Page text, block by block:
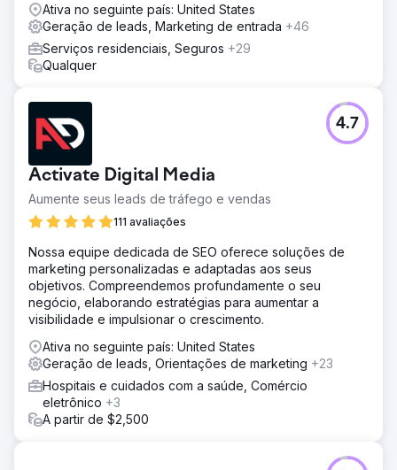
Solução
A Elatre executou um programa de marketing digital de
funil completo. Nossa equipe de SEO criou landing pages
focadas em destinos, conteúdo de blog baseado em
Schema para SEO de viagens e local. Nossa equipe de
mídia paga reformulou as campanhas de anúncios e meta
anúncios do Instagram com segmentação de público,
vídeos personalizados e depoimentos criativos testados
semanalmente. Adicionamos otimização da taxa de
conversão em formulários de reserva, integramos a
captura de leads ao CRM e criamos painéis de atribuição.
Resultado
Em 7 meses, a marca fez a transição de uma aquisição
100% paga para 70% de reservas orgânicas por meio de
SEO e marketing de conteúdo. As landing pages de SEO
alcançaram a primeira página do Google para palavras-
chave de destino com alta intenção de compra, o tráfego
Instagram geraram milhares de leads qualificados. As
reservas diretas ultrapassaram US$ 150.000 em receita
atribuível, o custo por aquisição caiu 58% e o retorno
sobre o investimento em anúncios subiu de 1,9x para
4,6x. A empresa agora escala principalmente por meio de
Ativa no seguinte país: United States
Geração de leads, Marketing de entrada +46
Serviços residenciais, Seguros +29
Qualquer
Activate Digital Media
Aumente seus leads de tráfego e vendas
111 avaliações
4.7
Nossa equipe dedicada de SEO oferece soluções de
marketing personalizadas e adaptadas aos seus
objetivos. Compreendemos profundamente o seu
negócio, elaborando estratégias para aumentar a
visibilidade e impulsionar o crescimento.
Ativa no seguinte país: United States
Geração de leads, Orientações de marketing +23
Hospitais e cuidados com a saúde, Comércio
eletrônico +3
A partir de $2,500